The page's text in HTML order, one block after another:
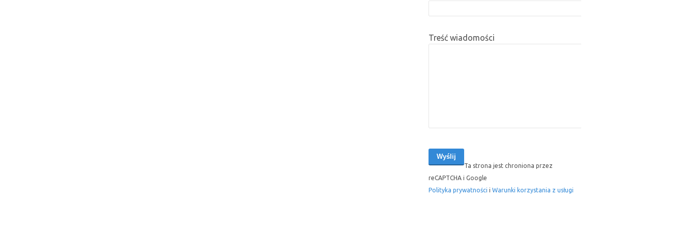
Treść wiadomości
Ta strona jest chroniona przez
reCAPTCHA i Google
Polityka prywatności i Warunki korzystania z usługi